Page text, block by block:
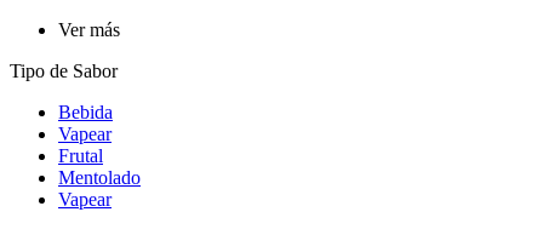
Ver más
Tipo de Sabor
Bebida
Vapear
Frutal
Mentolado
Vapear